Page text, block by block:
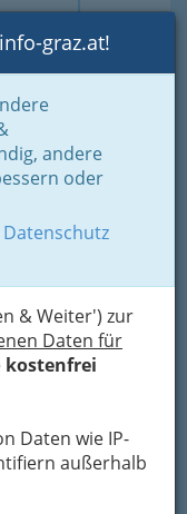
Login Toggle
graz.at!
andere
oder
Datenschutz
& Weiter') zur
Daten für
kostenfrei
Daten wie IP-
außerhalb
-
mit
Sokrates
durch